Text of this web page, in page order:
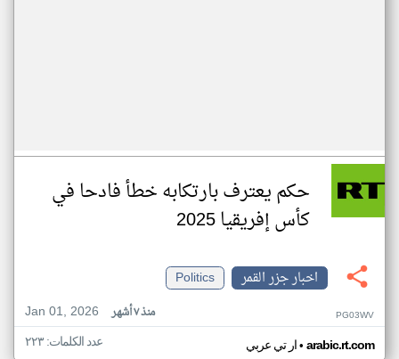
حكم يعترف بارتكابه خطأ فادحا في
كأس إفريقيا 2025
اخبار جزر القمر
Politics
Jan 01, 2026
منذ ٧ أشهر PG03WV
ار تي عربي• arabic.rt.com عدد الكلمات: ٢٢٣